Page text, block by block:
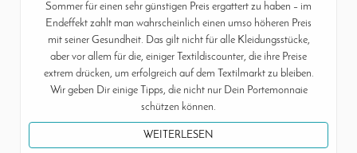
Sommer für einen sehr günstigen Preis ergattert zu haben – im
Endeffekt zahlt man wahrscheinlich einen umso höheren Preis
mit seiner Gesundheit. Das gilt nicht für alle Kleidungsstücke,
aber vor allem für die, einiger Textildiscounter, die ihre Preise
extrem drücken, um erfolgreich auf dem Textilmarkt zu bleiben.
Wir geben Dir einige Tipps, die nicht nur Dein Portemonnaie
schützen können.
WEITERLESEN